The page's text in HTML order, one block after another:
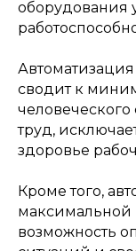
оборудования
сводит к
труд,
здоровье
Кроме того,
максимальной
возможность